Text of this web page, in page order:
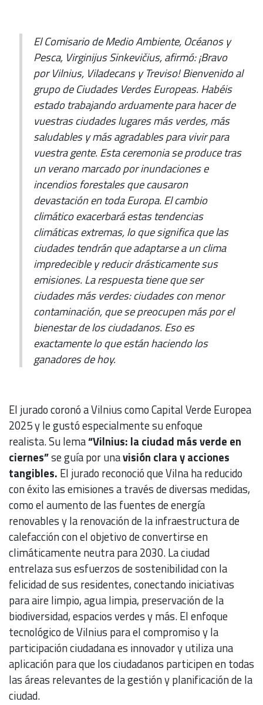
El Comisario de Medio Ambiente, Océanos y
Pesca, Virginijus Sinkevičius, afirmó: ¡Bravo
por Vilnius, Viladecans y Treviso! Bienvenido al
grupo de Ciudades Verdes Europeas. Habéis
estado trabajando arduamente para hacer de
vuestras ciudades lugares más verdes, más
saludables y más agradables para vivir para
vuestra gente. Esta ceremonia se produce tras
un verano marcado por inundaciones e
incendios forestales que causaron
devastación en toda Europa. El cambio
climático exacerbará estas tendencias
climáticas extremas, lo que significa que las
ciudades tendrán que adaptarse a un clima
impredecible y reducir drásticamente sus
emisiones. La respuesta tiene que ser
ciudades más verdes: ciudades con menor
contaminación, que se preocupen más por el
bienestar de los ciudadanos. Eso es
exactamente lo que están haciendo los
ganadores de hoy.
El jurado coronó a Vilnius como Capital Verde Europea
2025 y le gustó especialmente su enfoque
realista. Su lema“Vilnius: la ciudad más verde en
ciernes”se guía por unavisión clara y acciones
tangibles. El jurado reconoció que Vilna ha reducido
con éxito las emisiones a través de diversas medidas,
como el aumento de las fuentes de energía
renovables y la renovación de la infraestructura de
calefacción con el objetivo de convertirse en
climáticamente neutra para 2030. La ciudad
entrelaza sus esfuerzos de sostenibilidad con la
felicidad de sus residentes, conectando iniciativas
para aire limpio, agua limpia, preservación de la
biodiversidad, espacios verdes y más. El enfoque
tecnológico de Vilnius para el compromiso y la
participación ciudadana es innovador y utiliza una
aplicación para que los ciudadanos participen en todas
las áreas relevantes de la gestión y planificación de la
ciudad.